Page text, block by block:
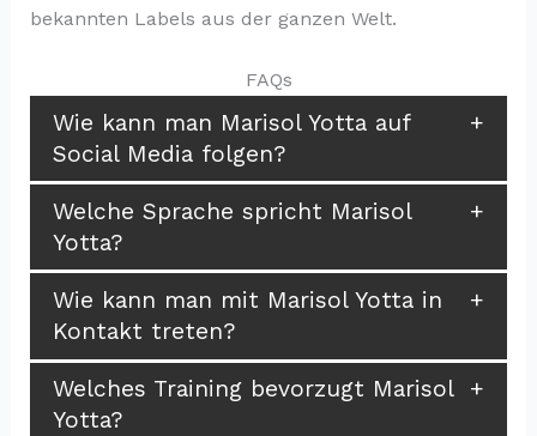
bekannten Labels aus der ganzen Welt.
FAQs
Wie kann man Marisol Yotta auf
Social Media folgen?
Welche Sprache spricht Marisol
Yotta?
Wie kann man mit Marisol Yotta in
Kontakt treten?
Welches Training bevorzugt Marisol
Yotta?